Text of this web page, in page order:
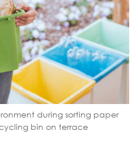
during sorting paper
bin on terrace